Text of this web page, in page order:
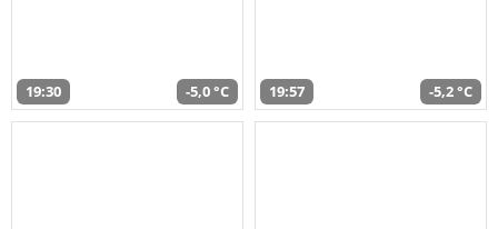
19:30 -5,0 °C 19:57 -5,2 °C